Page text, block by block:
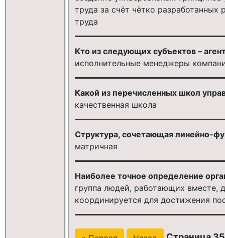
труда за счёт чётко
труда
Кто из следующих субъектов –
исполнительные менеджеры
Какой из перечисленных школ
качественная школа
Структура, сочетающая линейно-
матричная
Наиболее точное определение
группа людей, работающих вместе,
координируется для достижения